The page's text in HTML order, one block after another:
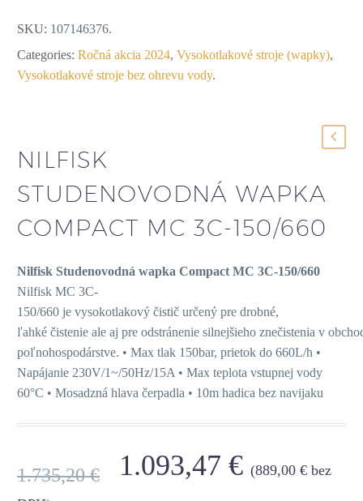
SKU: 107146376.
Categories: Ročná akcia 2024, Vysokotlakové stroje (wapky),
Vysokotlakové stroje bez ohrevu vody.
NILFISK
STUDENOVODNÁ WAPKA
COMPACT MC 3C-150/660
Nilfisk Studenovodná wapka Compact MC 3C-150/660
Nilfisk MC 3C-
150/660 je vysokotlakový čistič určený pre drobné,
ľahké čistenie ale aj pre odstránenie silnejšieho znečistenia v
poľnohospodárstve. • Max tlak 150bar, prietok do 660L/h •
Napájanie 230V/1~/50Hz/15A • Max teplota vstupnej vody
60°C • Mosadzná hlava čerpadla • 10m hadica bez navijaku
1.735,20€ 1.093,47 € (889,00 € bez